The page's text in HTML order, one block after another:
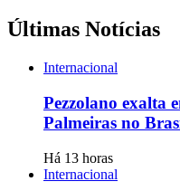
Últimas Notícias
Internacional
Pezzolano exalta
Palmeiras no
Há 13 horas
Internacional